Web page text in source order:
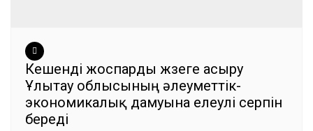
Кешенді жоспарды жүзеге асыру
Ұлытау облысының әлеуметтік-
экономикалық дамуына елеулі серпін
береді